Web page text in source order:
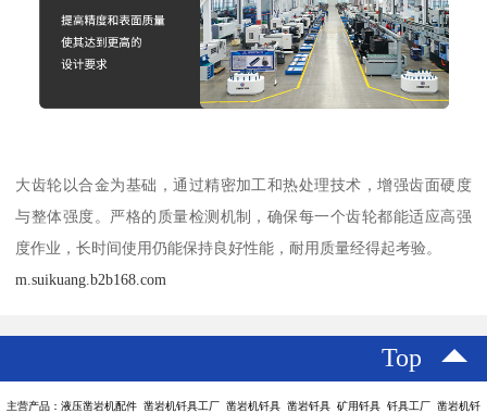
大齿轮以合金为基础，通过精密加工和热处理技术，增强齿面硬度
与整体强度。严格的质量检测机制，确保每一个齿轮都能适应高强
度作业，长时间使用仍能保持良好性能，耐用质量经得起考验。
m.suikuang.b2b168.com
Top
主营产品：液压凿岩机配件 凿岩机钎具工厂 凿岩机钎具 凿岩钎具 矿用钎具 钎具工厂 凿岩机钎